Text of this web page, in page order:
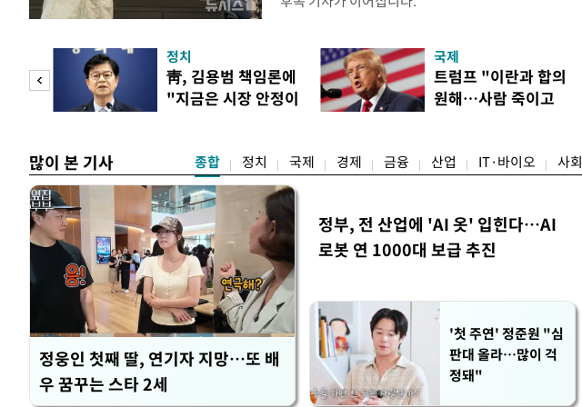
정치
靑, 김용범 책임론에
"지금은 시장 안정이
국제
트럼프 "이란과 합의
원해…사람 죽이고
많이 본 기사 종합 정치 국제 경제 금융 산업 IT·바이오 사회
정웅인 첫째 딸, 연기자 지망…또 배
우 꿈꾸는 스타 2세
정부, 전 산업에 'AI 옷' 입힌다…AI
로봇 연 1000대 보급 추진
'첫 주연' 정준원 "심
판대 올라…많이 걱
정돼"